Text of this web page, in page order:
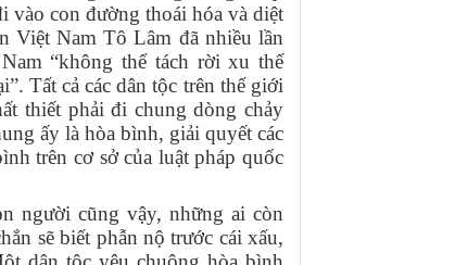
vào con đường thoái hóa và diệt
Việt Nam Tô Lâm đã nhiều lần
“không thể tách rời xu thế
Tất cả các dân tộc trên thế giới
thiết phải đi chung dòng chảy
ấy là hòa bình, giải quyết các
trên cơ sở của luật pháp quốc
người cũng vậy, những ai còn
sẽ biết phẫn nộ trước cái xấu,